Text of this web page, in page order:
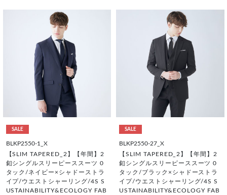
SALE
BLKP2550-1_X
【SLIM TAPERED_2】【年間】2
釦シングルスリーピーススーツ 0
タック/ネイビー×シャドーストラ
イプ/ウエストシャーリング/4S S
USTAINABILITY&ECOLOGY FAB
SALE
BLKP2550-27_X
【SLIM TAPERED_2】【年間】2
釦シングルスリーピーススーツ 0
タック/ブラック×シャドーストラ
イプ/ウエストシャーリング/4S S
USTAINABILITY&ECOLOGY FAB